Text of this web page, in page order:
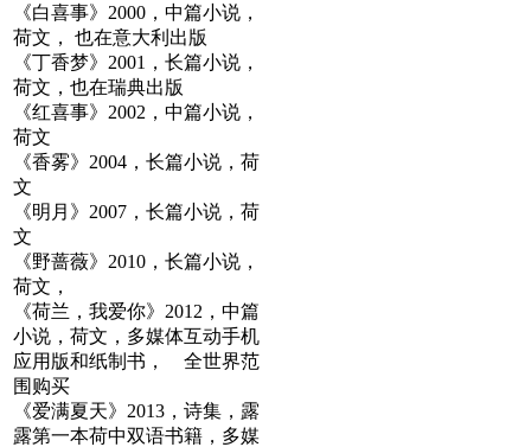
《白喜事》2000，中篇小说，
荷文， 也在意大利出版
《丁香梦》2001，长篇小说，
荷文，也在瑞典出版
《红喜事》2002，中篇小说，
荷文
《香雾》2004，长篇小说，荷
文
《明月》2007，长篇小说，荷
文
《野蔷薇》2010，长篇小说，
荷文，
《荷兰，我爱你》2012，中篇
小说，荷文，多媒体互动手机
应用版和纸制书， 全世界范
围购买
《爱满夏天》2013，诗集，露
露第一本荷中双语书籍，多媒